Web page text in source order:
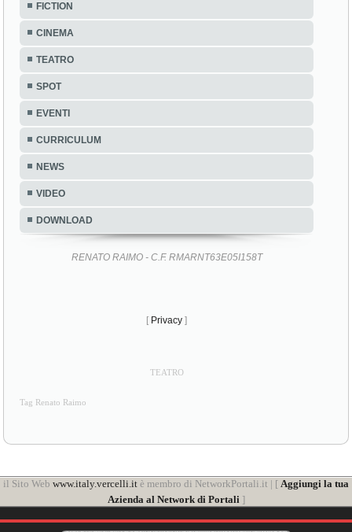
FICTION
CINEMA
TEATRO
SPOT
EVENTI
CURRICULUM
NEWS
VIDEO
DOWNLOAD
RENATO RAIMO - C.F. RMARNT63E05I158T
[ Privacy ]
TEATRO
Tag Renato Raimo
il Sito Web www.italy.vercelli.it è membro di NetworkPortali.it | [ Aggiungi la tua
Azienda al Network di Portali]